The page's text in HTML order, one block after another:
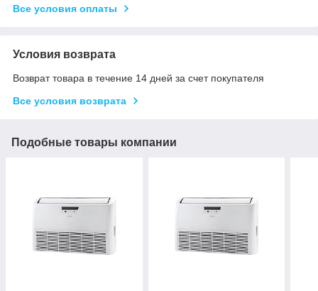
Все условия оплаты
Условия возврата
Возврат товара в течение 14 дней за счет покупателя
Все условия возврата
Подобные товары компании